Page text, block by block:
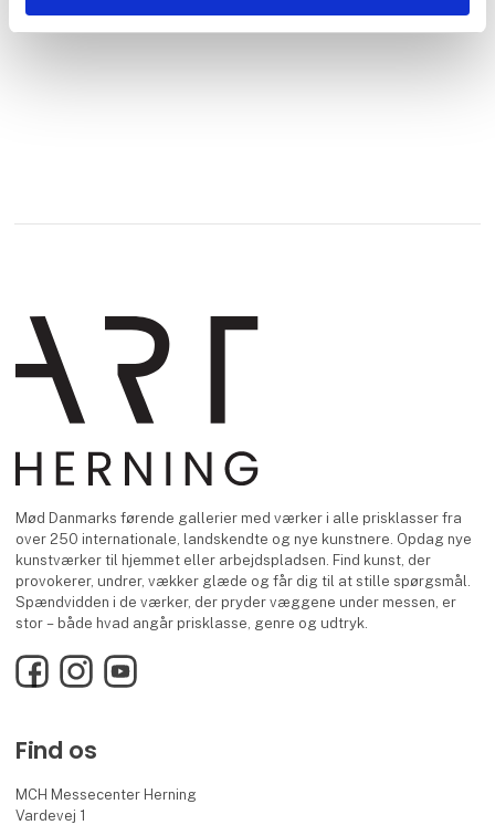
Mød Danmarks førende gallerier med værker i alle prisklasser fra
over 250 internationale, landskendte og nye kunstnere. Opdag nye
kunstværker til hjemmet eller arbejdspladsen. Find kunst, der
provokerer, undrer, vækker glæde og får dig til at stille spørgsmål.
Spændvidden i de værker, der pryder væggene under messen, er
stor – både hvad angår prisklasse, genre og udtryk.
FacebookInstagramYouTube
Find os
MCH Messecenter Herning
Vardevej 1